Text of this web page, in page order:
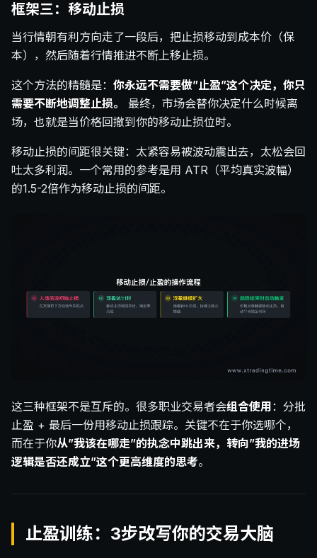
框架三：移动止损
当行情朝有利方向走了一段后，把止损移动到成本价（保
本），然后随着行情推进不断上移止损。
这个方法的精髓是： 你永远不需要做”止盈”这个决定，你只
需要不断地调整止损。
最终，市场会替你决定什么时候离
场，也就是当价格回撤到你的移动止损位时。
移动止损的间距很关键：太紧容易被波动震出去，太松会回
吐太多利润。一个常用的参考是用 ATR（平均真实波幅）
的1.5-2倍作为移动止损的间距。
这三种框架不是互斥的。很多职业交易者会组合使用 ：分批
止盈 + 最后一份用移动止损跟踪。关键不在于你选哪个，
而在于你从”我该在哪走”的执念中跳出来，转向”我的进场
逻辑是否还成立”这个更高维度的思考。
止盈训练：3步改写你的交易大脑